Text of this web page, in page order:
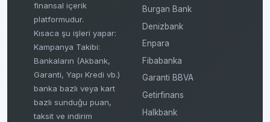
finansal içerik
platformudur.
Kısaca şu işleri yapar:
Kampanya Takibi:
Bankaların (Akbank,
Garanti, Yapı Kredi vb.)
banka bazlı veya kart
bazlı sunduğu puan,
taksit ve indirim
Burgan Bank
Denizbank
Enpara
Fibabanka
Garanti BBVA
Getirfinans
Halkbank